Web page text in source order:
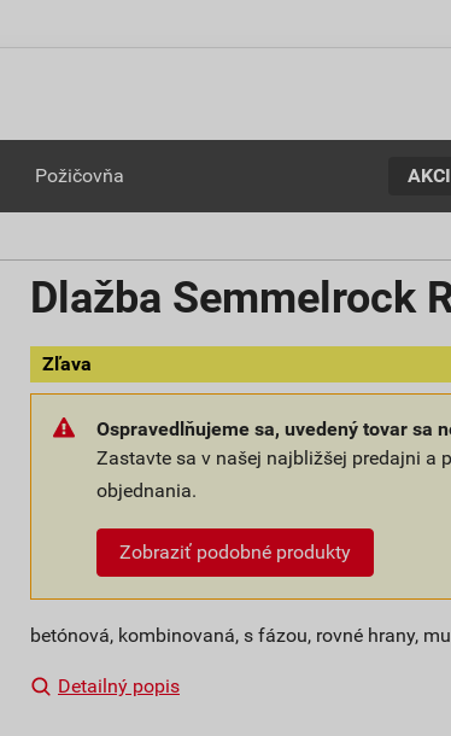
Požičovňa
Dlažba Semmelrock
Zľava
Ospravedlňujeme sa, uvedený tovar sa
Zastavte sa v našej najbližšej predajni a
objednania.
Zobraziť podobné produkty
betónová, kombinovaná, s fázou, rovné hrany,
Detailný popis